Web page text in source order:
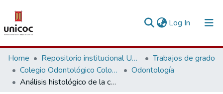
Log In (current)
Communities & Collections
Research Outputs
Home Repositorio institucional Unicoc, RI-unicoc
Trabajos de grado
Colegio Odontológico Colombiano
Odontología
Análisis histológico de la cáscara de huevo como material aloplástico para la regeneración ósea